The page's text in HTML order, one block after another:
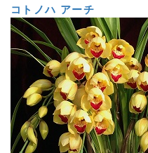
コトノハ アーチ